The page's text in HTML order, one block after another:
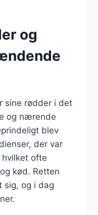
og
sine rødder i det
og nærende
blev
der var
ofte
kød. Retten
sig, og i dag